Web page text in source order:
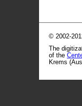
© 2002-
The
of the
Krems